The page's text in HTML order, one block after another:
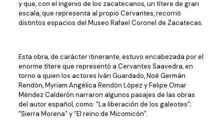
y que, con el ingenio de los zacatecanos, un títere de gran
escala, que representa al propio Cervantes, recorrió
distintos espacios del Museo Rafael Coronel de Zacatecas.
Esta obra, de carácter itinerante, estuvo encabezada por el
enorme títere que representó a Cervantes Saavedra, en
torno a quien los actores Iván Guardado, Noé Germán
Rendón, Myriam Angélica Rendón López y Felipe Omar
Méndez Calderón narraron algunos pasajes de las obras
del autor español, como: “La liberación de los galeotes”;
“Sierra Morena” y “El reino de Micomicón”.